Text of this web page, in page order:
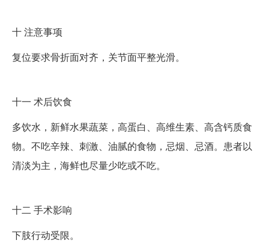
十注意事项
复位要求骨折面对齐，关节面平整光滑。
十一 术后饮食
多饮水，新鲜水果蔬菜，高蛋白、高维生素、高含钙质食
物。不吃辛辣、刺激、油腻的食物，忌烟、忌酒。患者以
清淡为主，海鲜也尽量少吃或不吃。
十二 手术影响
下肢行动受限。